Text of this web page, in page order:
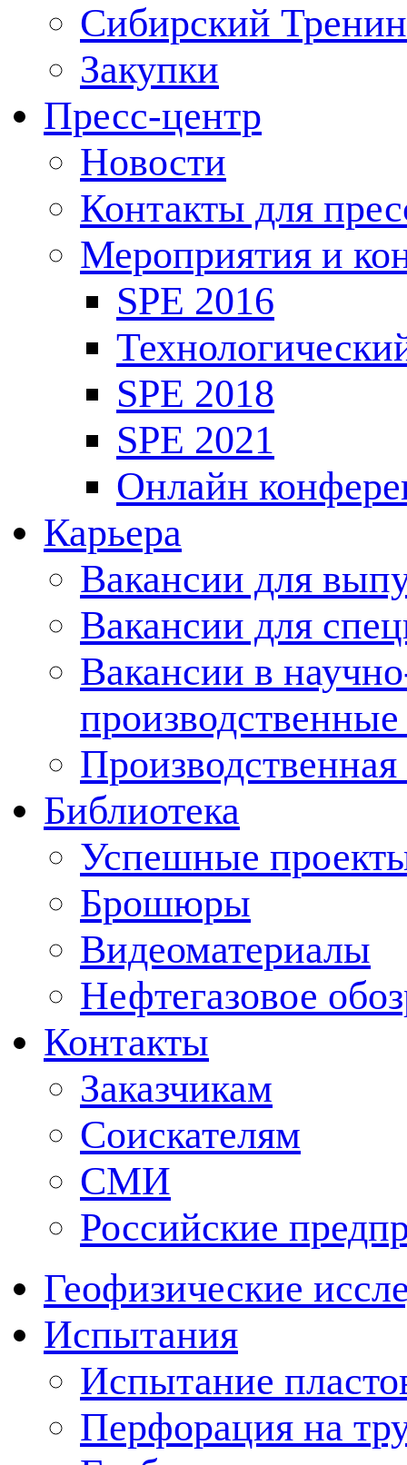
Сибирский
Закупки
Пресс-центр
Новости
Контакты для
Мероприятия и
SPE 2016
SPE 2018
SPE 2021
Онлайн
Карьера
Вакансии для
Вакансии для
Вакансии в
Производственная
Библиотека
Успешные
Брошюры
Видеоматериалы
Нефтегазовое
Контакты
Заказчикам
Соискателям
СМИ
Российские
Геофизические
Испытания
Испытание
Перфорация на